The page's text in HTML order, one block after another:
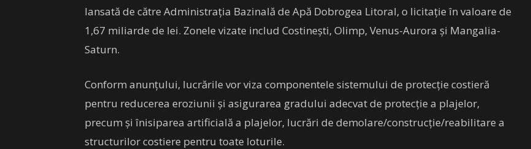
lansată de către Administraţia Bazinală de Apă Dobrogea Litoral, o licitaţie în valoare de
1,67 miliarde de lei. Zonele vizate includ Costineşti, Olimp, Venus-Aurora şi Mangalia-
Saturn.
Conform anunţului, lucrările vor viza componentele sistemului de protecţie costieră
pentru reducerea eroziunii şi asigurarea gradului adecvat de protecţie a plajelor,
precum şi înisiparea artificială a plajelor, lucrări de demolare/construcţie/reabilitare a
structurilor costiere pentru toate loturile.